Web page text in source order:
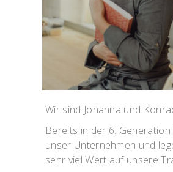
Wir sind Johanna und
Bereits in der 6.
unser Unternehmen und
sehr viel Wert auf unsere